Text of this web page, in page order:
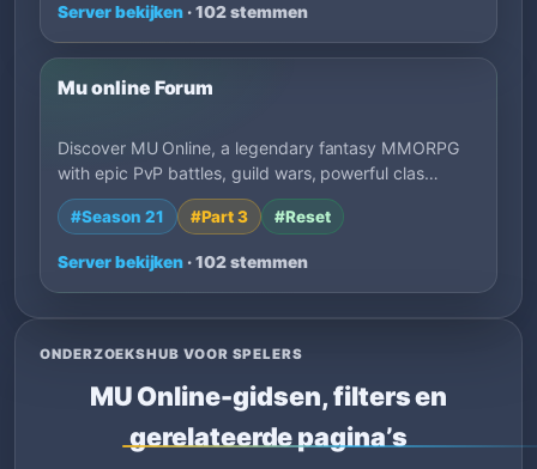
Server bekijken · 102 stemmen
Mu online Forum
Discover MU Online, a legendary fantasy MMORPG
with epic PvP battles, guild wars, powerful clas…
#Season 21 #Part 3 #Reset
Server bekijken · 102 stemmen
ONDERZOEKSHUB VOOR SPELERS
MU Online-gidsen, filters en
gerelateerde pagina’s